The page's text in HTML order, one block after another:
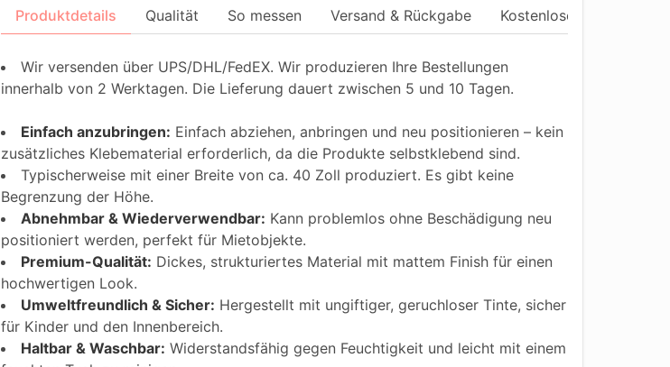
Produktdetails Qualität So messen Versand & Rückgabe Kostenlose Anpassung
Wir versenden über UPS/DHL/FedEX. Wir produzieren Ihre Bestellungen
innerhalb von 2 Werktagen. Die Lieferung dauert zwischen 5 und 10 Tagen.
Einfach anzubringen: Einfach abziehen, anbringen und neu positionieren – kein
zusätzliches Klebematerial erforderlich, da die Produkte selbstklebend sind.
Typischerweise mit einer Breite von ca. 40 Zoll produziert. Es gibt keine
Begrenzung der Höhe.
Abnehmbar & Wiederverwendbar: Kann problemlos ohne Beschädigung neu
positioniert werden, perfekt für Mietobjekte.
Premium-Qualität: Dickes, strukturiertes Material mit mattem Finish für einen
hochwertigen Look.
Umweltfreundlich & Sicher: Hergestellt mit ungiftiger, geruchloser Tinte, sicher
für Kinder und den Innenbereich.
Haltbar & Waschbar: Widerstandsfähig gegen Feuchtigkeit und leicht mit einem